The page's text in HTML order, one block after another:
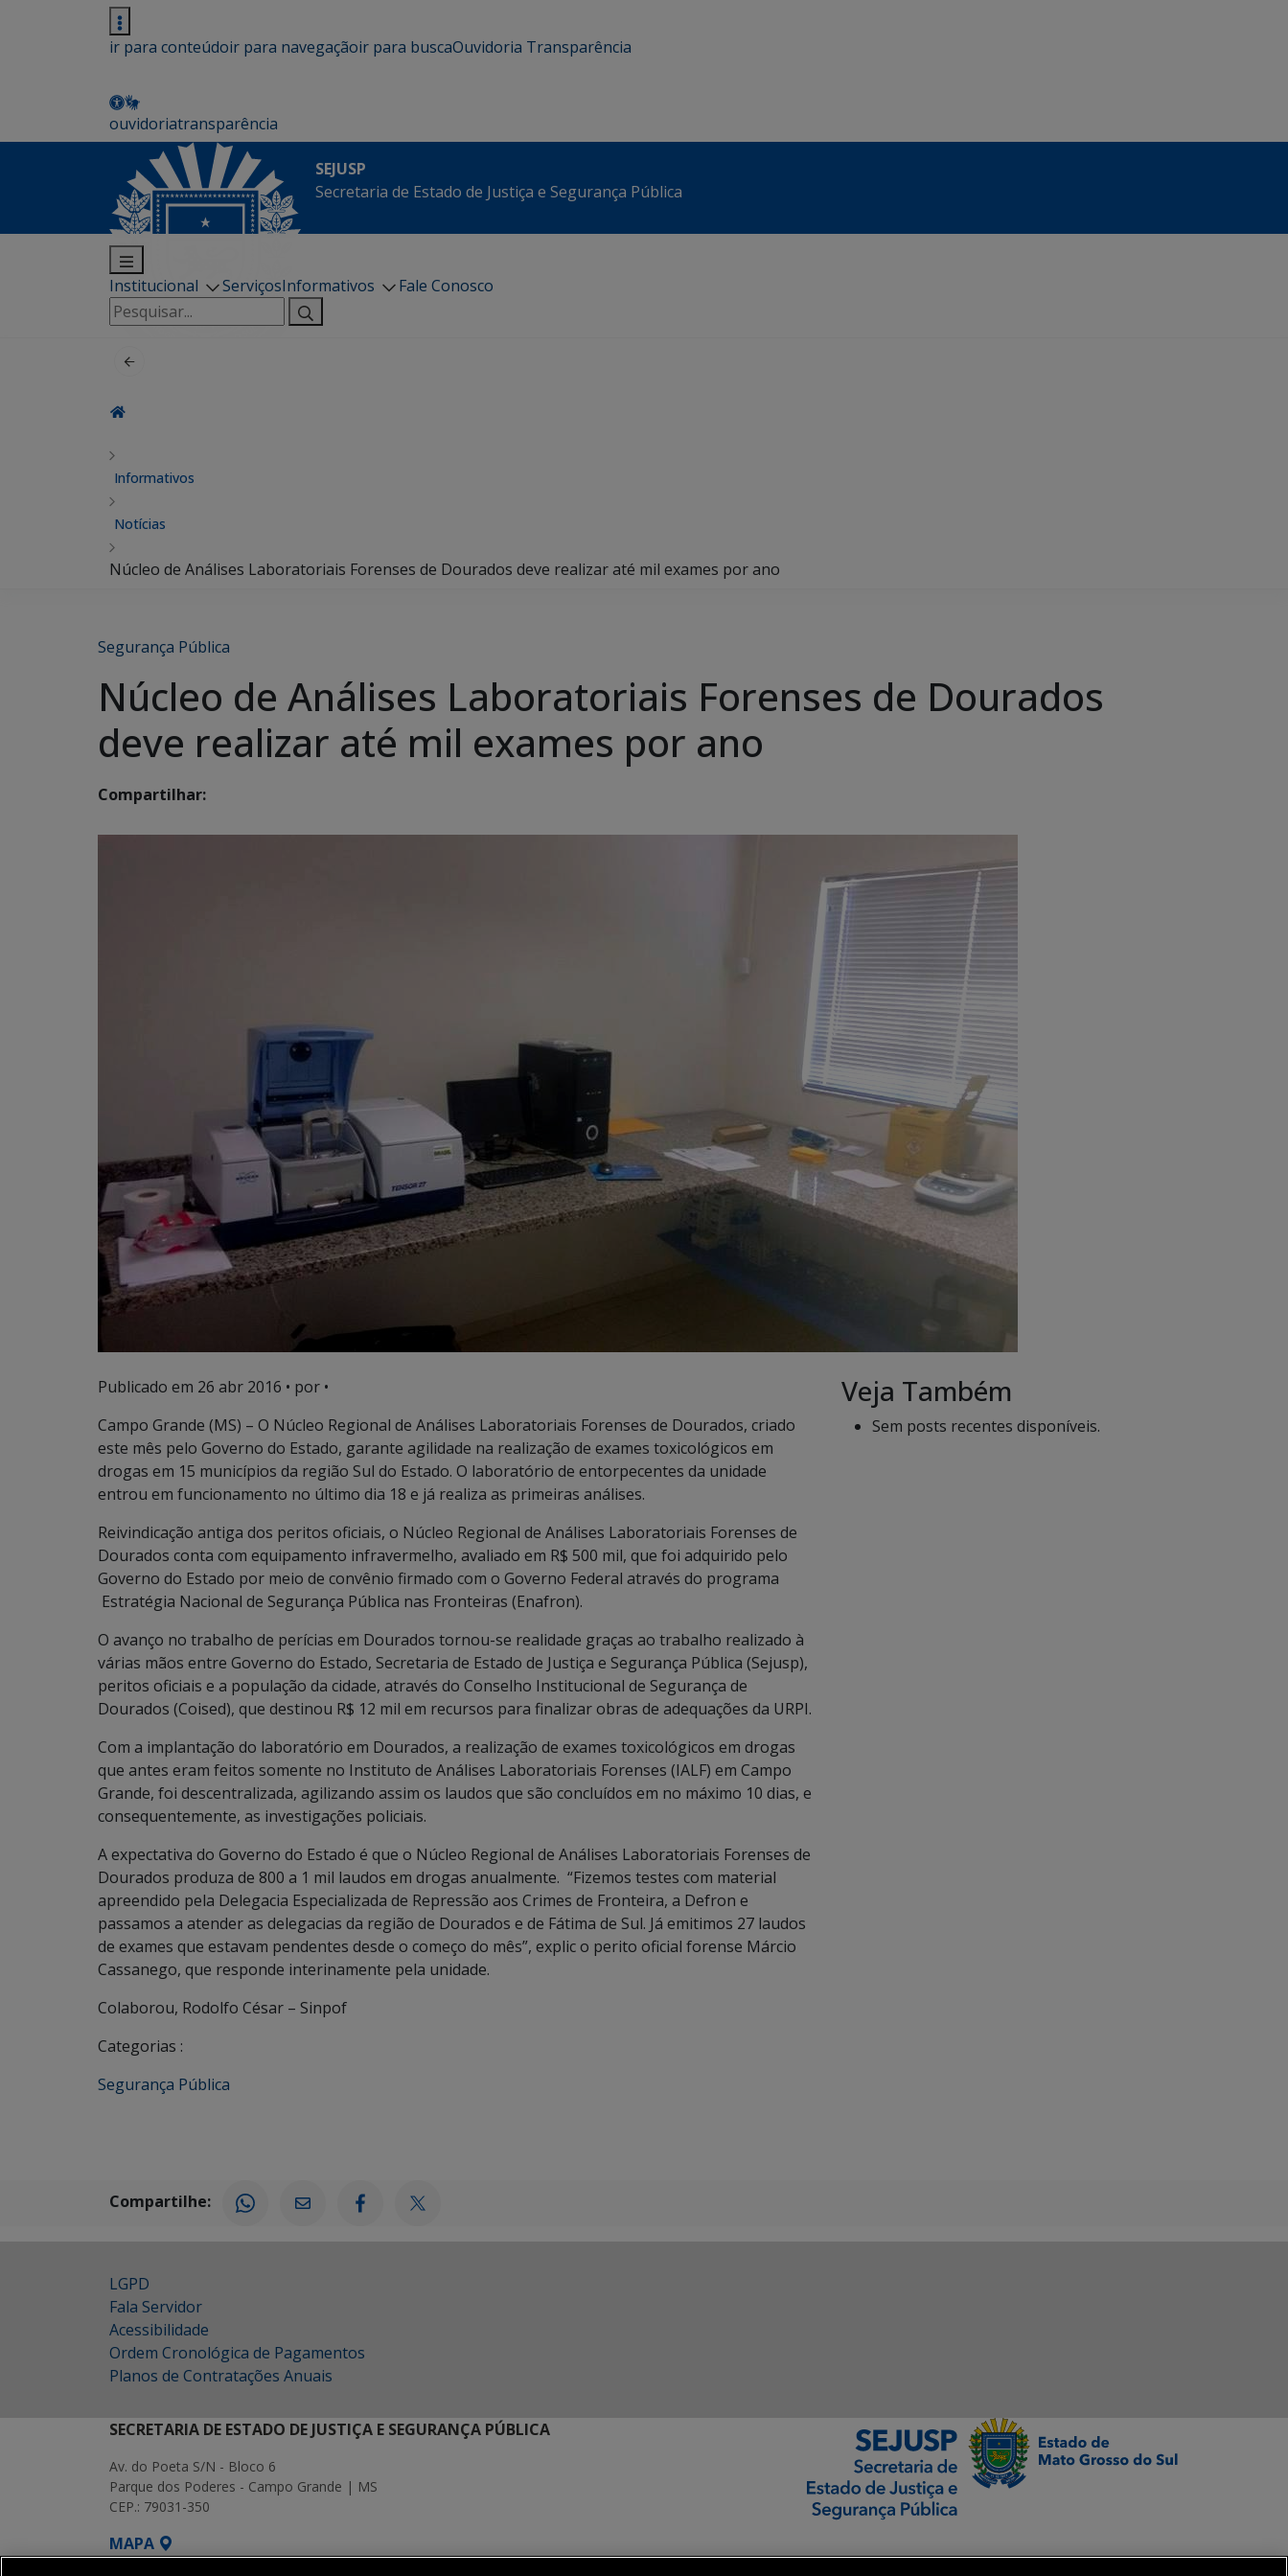
ir para conteúdoir para navegaçãoir para buscaOuvidoria Transparência
ouvidoriatransparência
SEJUSP
Secretaria de Estado de Justiça e Segurança Pública
Institucional ServiçosInformativos
Fale Conosco
Pesquisar
por:
Informativos
Notícias
Núcleo de Análises Laboratoriais Forenses de Dourados deve realizar até mil exames por ano
Segurança Pública
Núcleo de Análises Laboratoriais Forenses de Dourados
deve realizar até mil exames por ano
Compartilhar:
Publicado em 26 abr 2016 • por •
Campo Grande (MS) – O Núcleo Regional de Análises Laboratoriais Forenses de Dourados, criado
este mês pelo Governo do Estado, garante agilidade na realização de exames toxicológicos em
drogas em 15 municípios da região Sul do Estado. O laboratório de entorpecentes da unidade
entrou em funcionamento no último dia 18 e já realiza as primeiras análises.
Reivindicação antiga dos peritos oficiais, o Núcleo Regional de Análises Laboratoriais Forenses de
Dourados conta com equipamento infravermelho, avaliado em R$ 500 mil, que foi adquirido pelo
Governo do Estado por meio de convênio firmado com o Governo Federal através do programa
Estratégia Nacional de Segurança Pública nas Fronteiras (Enafron).
O avanço no trabalho de perícias em Dourados tornou-se realidade graças ao trabalho realizado à
várias mãos entre Governo do Estado, Secretaria de Estado de Justiça e Segurança Pública (Sejusp),
peritos oficiais e a população da cidade, através do Conselho Institucional de Segurança de
Dourados (Coised), que destinou R$ 12 mil em recursos para finalizar obras de adequações da URPI.
Com a implantação do laboratório em Dourados, a realização de exames toxicológicos em drogas
que antes eram feitos somente no Instituto de Análises Laboratoriais Forenses (IALF) em Campo
Grande, foi descentralizada, agilizando assim os laudos que são concluídos em no máximo 10 dias, e
consequentemente, as investigações policiais.
A expectativa do Governo do Estado é que o Núcleo Regional de Análises Laboratoriais Forenses de
Dourados produza de 800 a 1 mil laudos em drogas anualmente. “Fizemos testes com material
apreendido pela Delegacia Especializada de Repressão aos Crimes de Fronteira, a Defron e
passamos a atender as delegacias da região de Dourados e de Fátima de Sul. Já emitimos 27 laudos
de exames que estavam pendentes desde o começo do mês”, explic o perito oficial forense Márcio
Cassanego, que responde interinamente pela unidade.
Colaborou, Rodolfo César – Sinpof
Categorias :
Segurança Pública
Veja Também
Sem posts recentes disponíveis.
Compartilhe:
LGPD
Fala Servidor
Acessibilidade
Ordem Cronológica de Pagamentos
Planos de Contratações Anuais
SECRETARIA DE ESTADO DE JUSTIÇA E SEGURANÇA PÚBLICA
Av. do Poeta S/N - Bloco 6
Parque dos Poderes - Campo Grande | MS
CEP.: 79031-350
MAPA